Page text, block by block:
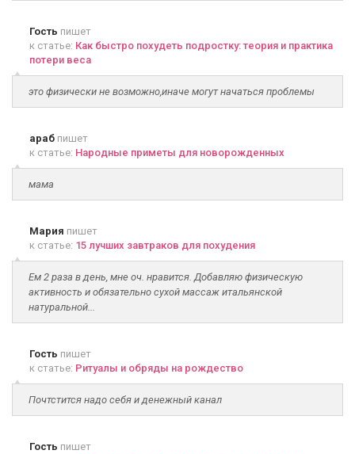
Гость пишет
к статье: Как быстро похудеть подростку: теория и практика
потери веса
это физически не возможно,иначе могут начаться проблемы
араб пишет
к статье: Народные приметы для новорожденных
мама
Мария пишет
к статье: 15 лучших завтраков для похудения
Ем 2 раза в день, мне оч. нравится. Добавляю физическую
активность и обязательно сухой массаж итальянской
натуральной...
Гость пишет
к статье: Ритуалы и обряды на рождество
Почтстится надо себя и денежный канал
Гость пишет